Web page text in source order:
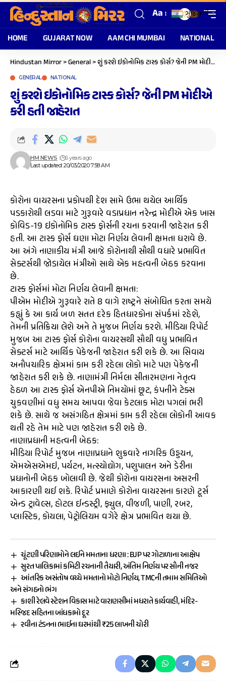
Aa
HOME GUJARAT NOW AAM CHI MUMBAI NATIONAL
Hindustan Mirror>General>શું કરશે ઇકોનોમિક ટાસ્ક કોર્સ? જેની PM મોદીએ કરી હતી જાહેરાત
GENERAL NATIONAL
શું કરશે ઇકોનોમિક ટાસ્ક કોર્સ? જેની PM મોદીએ
કરી હતી જાહેરાત
Last updated: 20/03/2020 7:58 AM
HM NEWS 6 years ago
કોરોના વાયરસના પ્રકોપથી દેશ સામે ઉભા થયેલ આર્થિક
પડકારોથી લડવા માટે ગુરૂવારે વડાપ્રધાન નરેન્દ્ર મોદીએ એક ખાસ
કોવિડ-19 ઇકોનોમિક ટાસ્ક ફોર્સની રચના કરવાની જાહેરાત કરી
હતી. આ ટાસ્ક ફોર્સ ઘણા મોટા નિર્ણય લેવાની ક્ષમતા ધરાવે છે.
આ અંગે નાણાકીય મંત્રી આજે કોરોનાથી સૌથી વધારે પ્રભાવિત
સેક્ટર્સથી જોડાયેલ મંત્રીઓ સાથે એક મહત્વની બેઠક કરવાના
છે.
ટાસ્ક ફોર્સમાં મોટા નિર્ણય લેવાની ક્ષમતા:
પીએમ મોદીએ ગુરૂવારે રાતે 8 વાગે રાષ્ટ્રને સંબોધિત કરતા સમયે
કહ્યું કે આ કાર્ય બળ સતત દરેક હિતધારકોના સંપર્કમાં રહેશે,
તેમની પ્રતિક્રિયા લેશે અને તે મુજબ નિર્ણય કરશે. મીડિયા રિપોર્ટ
મુજબ આ ટાસ્ક ફોર્સ કોરોના વાયરસથી સૌથી વધુ પ્રભાવિત
સેક્ટર્સ માટે આર્થિક પેકેજની જાહેરાત કરી શકે છે. આ સિવાય
અનૌપચારિક ક્ષેત્રમાં કામ કરી રહેલા લોકો માટે પણ પેકેજની
જાહેરાત કરી શકે છે. નાણામંત્રી નિર્મલા સીતારમણના નેતૃત્વ
હેઠળ આ ટાસ્ક ફોર્સ એનપીએ નિમયોમાં છૂટ, કંપનીને ટેક્સ
ચુકવણીમાં વધુ સમય આપવા જેવા કેટલાક મોટા પગલાં ભરી
શકે છે. સાથે જ અસંગઠિત ક્ષેત્રમાં કામ કરી રહેલા લોકોની આવક
થતી રહે તેમ માટે પણ જાહેરાત કરી શકે છે.
નાણાપ્રધાની મહત્વની બેઠક:
મીડિયા રિપોર્ટ મુજબ નાણાપ્રધાને શુક્રવારે નાગરિક ઉડ્ડયન,
એમએસએમઇ, પર્યટન, મત્સ્યોદ્યોગ, પશુપાલન અને ડેરીના
પ્રધાનોની બેઠક બોલાવી છે. જેથી કોરોના વાયરસના અસરની
આકારણી થઈ શકે. રિપોર્ટ પ્રમાણે કોરોના વાયરસના કારણે ટૂર્સ
એન્ડ ટ્રાવેલ્સ, હોટલ ઈન્ડસ્ટ્રી, ફ્યુલ, વીજળી, પાણી, રબર,
પ્લાસ્ટિક, કોયલા, પેટ્રોલિયમ વગેરે ક્ષેત્ર પ્રભાવિત થયા છે.
ચૂંટણી પરિણામોને લઈને મમતાના ધરણા : BJP પર ગોટાળાના આક્ષેપ
સુરત પાલિકામાં કમિટી રચનાની તૈયારી, અંતિમ નિર્ણય પર સૌની નજર
આંતરિક અસંતોષ વચ્ચે મમતાનો મોટો નિર્ણય, TMCની તમામ સમિતિઓ
અને સંગઠનો ભંગ
કાશી રેલવે સ્ટેશન વિકાસ માટે વારાણસીમાં મધરાતે કાર્યવાહી, મંદિર-
મસ્જિદ સહિતના બાંધકામો દૂર
રવીના ટંડનના ભાઈના ઘરમાંથી ₹25 લાખની ચોરી
ગુજરાતી ▼